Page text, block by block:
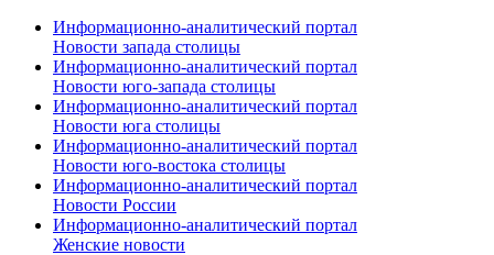
Информационно-аналитический портал
Новости запада столицы
Информационно-аналитический портал
Новости юго-запада столицы
Информационно-аналитический портал
Новости юга столицы
Информационно-аналитический портал
Новости юго-востока столицы
Информационно-аналитический портал
Новости России
Информационно-аналитический портал
Женские новости